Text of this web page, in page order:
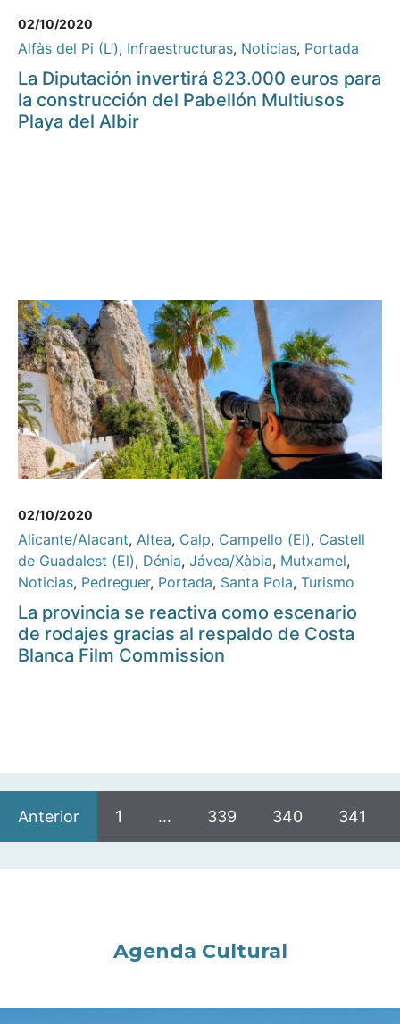
02/10/2020
Alfàs del Pi (L’), Infraestructuras, Noticias, Portada
La Diputación invertirá 823.000 euros para
la construcción del Pabellón Multiusos
Playa del Albir
02/10/2020
Alicante/Alacant, Altea, Calp, Campello (El), Castell
de Guadalest (El), Dénia, Jávea/Xàbia, Mutxamel,
Noticias, Pedreguer, Portada, Santa Pola, Turismo
La provincia se reactiva como escenario
de rodajes gracias al respaldo de Costa
Blanca Film Commission
Anterior 1 … 339 340 341
Agenda Cultural